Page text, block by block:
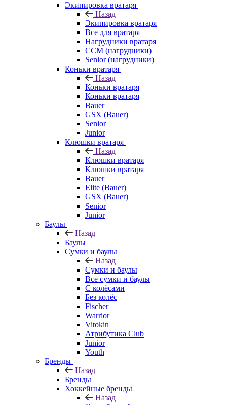
Экипировка вратаря
Назад
Экипировка вратаря
Все для вратаря
Нагрудники вратаря
CCM (нагрудники)
Senior (нагрудники)
Коньки вратаря
Назад
Коньки вратаря
Коньки вратаря
Bauer
GSX (Bauer)
Senior
Junior
Клюшки вратаря
Назад
Клюшки вратаря
Клюшки вратаря
Bauer
Elite (Bauer)
GSX (Bauer)
Senior
Junior
Баулы
Назад
Баулы
Сумки и баулы
Назад
Сумки и баулы
Все сумки и баулы
С колёсами
Без колёс
Fischer
Warrior
Vitokin
Атрибутика Club
Junior
Youth
Бренды
Назад
Бренды
Хоккейные бренды
Назад